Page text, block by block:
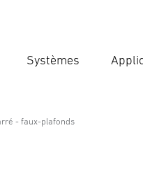
Systèmes
- faux-plafonds